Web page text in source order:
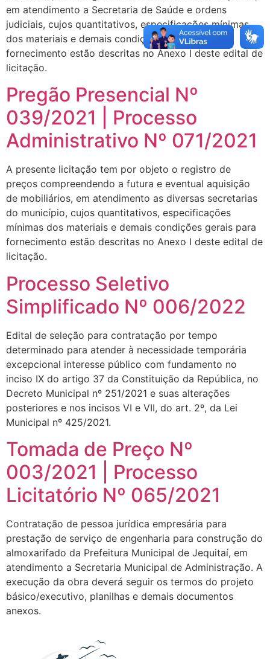
em atendimento a Secretaria de Saúde e ordens
judiciais, cujos quantitativos, especificações mínimas
dos materiais e demais condições gerais para
fornecimento estão descritas no Anexo I deste edital de
licitação.
Pregão Presencial Nº
039/2021 | Processo
Administrativo Nº 071/2021
A presente licitação tem por objeto o registro de
preços compreendendo a futura e eventual aquisição
de mobiliários, em atendimento as diversas secretarias
do município, cujos quantitativos, especificações
mínimas dos materiais e demais condições gerais para
fornecimento estão descritas no Anexo I deste edital de
licitação.
Processo Seletivo
Simplificado Nº 006/2022
Edital de seleção para contratação por tempo
determinado para atender à necessidade temporária
excepcional interesse público com fundamento no
inciso IX do artigo 37 da Constituição da República, no
Decreto Municipal nº 251/2021 e suas alterações
posteriores e nos incisos VI e VII, do art. 2º, da Lei
Municipal nº 425/2021.
Tomada de Preço Nº
003/2021 | Processo
Licitatório Nº 065/2021
Contratação de pessoa jurídica empresária para
prestação de serviço de engenharia para construção do
almoxarifado da Prefeitura Municipal de Jequitaí, em
atendimento a Secretaria Municipal de Administração. A
execução da obra deverá seguir os termos do projeto
básico/executivo, planilhas e demais documentos
anexos.